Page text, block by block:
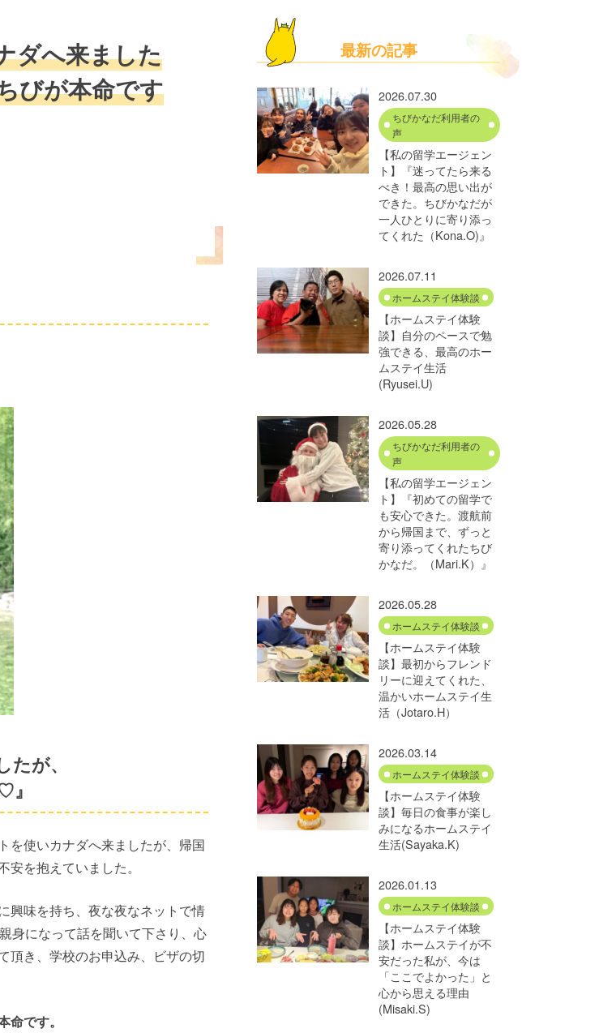
ダへ来ました
びが本命です
が、
を使いカナダへ来ましたが、帰国
を抱えていました。
興味を持ち、夜な夜なネットで情
身になって話を聞いて下さり、心
頂き、学校のお申込み、ビザの切
です。
最新の記事
2026.07.30
ちびかなだ利用者の
声
【私の留学エージェン
ト】『迷ってたら来る
べき！最高の思い出が
できた。ちびかなだが
一人ひとりに寄り添っ
てくれた（Kona.O)』
2026.07.11
ホームステイ体験談
【ホームステイ体験
談】自分のペースで勉
強できる、最高のホー
ムステイ生活
(Ryusei.U)
2026.05.28
ちびかなだ利用者の
声
【私の留学エージェン
ト】『初めての留学で
も安心できた。渡航前
から帰国まで、ずっと
寄り添ってくれたちび
かなだ。（Mari.K）』
2026.05.28
ホームステイ体験談
【ホームステイ体験
談】最初からフレンド
リーに迎えてくれた、
温かいホームステイ生
活（Jotaro.H）
2026.03.14
ホームステイ体験談
【ホームステイ体験
談】毎日の食事が楽し
みになるホームステイ
生活(Sayaka.K)
2026.01.13
ホームステイ体験談
【ホームステイ体験
談】ホームステイが不
安だった私が、今は
「ここでよかった」と
心から思える理由
(Misaki.S)